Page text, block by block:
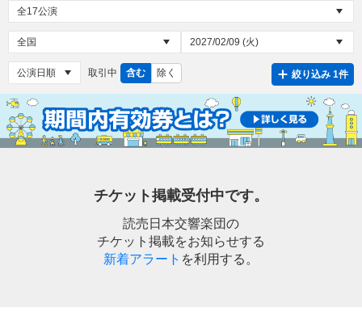
取引中 含む 除く 絞り込み 1件
チケット掲載受付中です。
読売日本交響楽団の
チケット掲載をお知らせする
新着アラート を利用する。